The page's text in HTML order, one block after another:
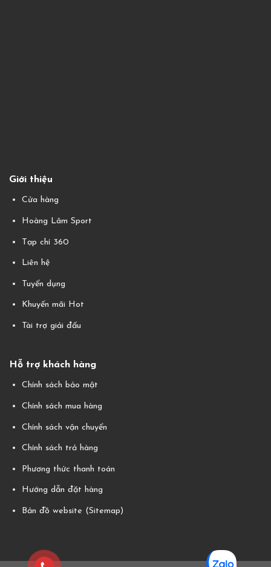
Giới thiệu
Cửa hàng
Hoàng Lâm Sport
Tạp chí 360
Liên hệ
Tuyển dụng
Khuyến mãi Hot
Tài trợ giải đấu
Hỗ trợ khách hàng
Chính sách bảo mật
Chính sách mua hàng
Chính sách vận chuyển
Chính sách trả hàng
Phương thức thanh toán
Hướng dẫn đặt hàng
Bản đồ website (Sitemap)